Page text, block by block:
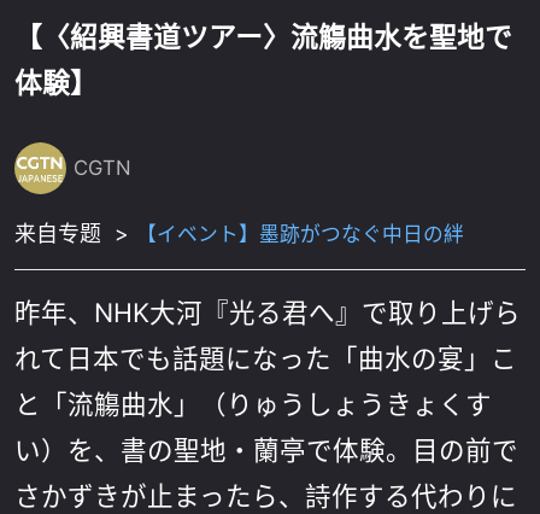
【〈紹興書道ツアー〉流觴曲水を聖地で
体験】
CGTN
来自专题 > 【イベント】墨跡がつなぐ中日の絆
昨年、NHK大河『光る君へ』で取り上げら
れて日本でも話題になった「曲水の宴」こ
と「流觴曲水」（りゅうしょうきょくす
い）を、書の聖地・蘭亭で体験。目の前で
さかずきが止まったら、詩作する代わりに